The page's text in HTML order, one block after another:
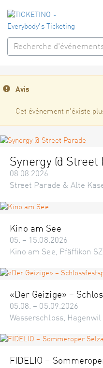
Avis
Cet événement n'éxiste
Synergy @ Street
08.08.2026
Street Parade & Alte
Kino am See
05. – 15.08.2026
Kino am See, Pfäffikon SZ
«Der Geizige» –
05.08. – 05.09.2026
Wasserschloss, Hagenwil
FIDELIO –